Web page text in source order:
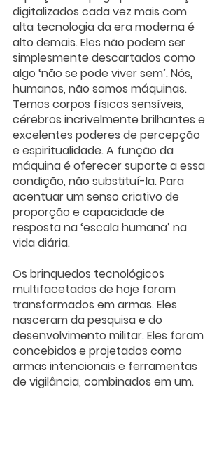
digitalizados cada vez mais com
alta tecnologia da era moderna é
alto demais. Eles não podem ser
simplesmente descartados como
algo ‘não se pode viver sem’. Nós,
humanos, não somos máquinas.
Temos corpos físicos sensíveis,
cérebros incrivelmente brilhantes e
excelentes poderes de percepção
e espiritualidade. A função da
máquina é oferecer suporte a essa
condição, não substituí-la. Para
acentuar um senso criativo de
proporção e capacidade de
resposta na ‘escala humana’ na
vida diária.
Os brinquedos tecnológicos
multifacetados de hoje foram
transformados em armas. Eles
nasceram da pesquisa e do
desenvolvimento militar. Eles foram
concebidos e projetados como
armas intencionais e ferramentas
de vigilância, combinados em um.